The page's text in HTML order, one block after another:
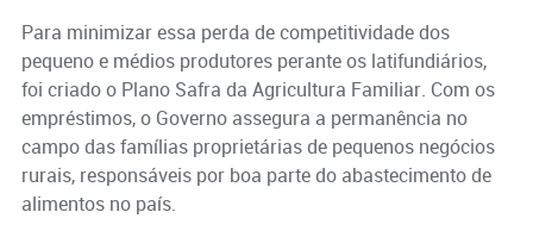
Para minimizar essa perda de competitividade dos
pequeno e médios produtores perante os latifundiários,
foi criado o Plano Safra da Agricultura Familiar. Com os
empréstimos, o Governo assegura a permanência no
campo das famílias proprietárias de pequenos negócios
rurais, responsáveis por boa parte do abastecimento de
alimentos no país.